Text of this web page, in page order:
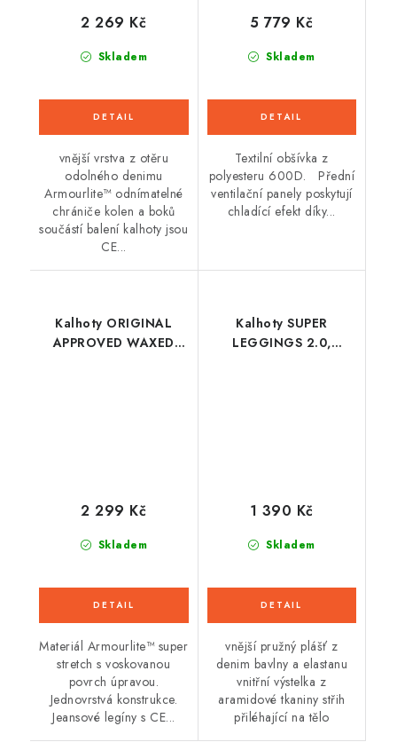
Skladem
2 269 Kč
vnější vrstva z otěru
odolného denimu
Armourlite™ odnímatelné
chrániče kolen a boků
součástí balení kalhoty jsou
CE...
Skladem
5 779 Kč
Textilní obšívka z
polyesteru 600D. Přední
ventilační panely poskytují
chladící efekt díky...
Kalhoty ORIGINAL
APPROVED WAXED
Skladem
2 299 Kč
Materiál Armourlite™ super
stretch s voskovanou
povrch úpravou.
Jednovrstvá konstrukce.
Jeansové legíny s CE...
Kalhoty SUPER
LEGGINGS 2.0,
Skladem
1 390 Kč
vnější pružný plášť z
denim bavlny a elastanu
vnitřní výstelka z
aramidové tkaniny střih
přiléhající na tělo